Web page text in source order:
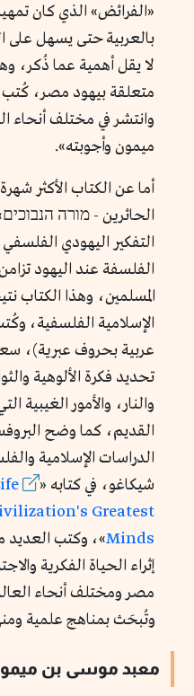
«الفرائض» الذي كان
بالعربية حتى يسهل على
لا يقل أهمية عما ذُكر،
متعلقة بيهود مصر، كُتب
وانتشر في مختلف أنحاء
ميمون وأجوبته».
أما عن الكتاب الأكثر
الحائرين - מורה
التفكير اليهودي
الفلسفة عند اليهود
المسلمين، وهذا الكتاب
الإسلامية الفلسفية،
عربية بحروف عبرية)،
تحديد فكرة الألوهية
والنار، والأمور الغيبية
القديم، كما وضح
الدراسات الإسلامية
شيكاغو، في كتابه «
Greatest
Minds»، وكتب العديد
إثراء الحياة الفكرية
مصر ومختلف أنحاء
وتُبحَث بمناهج علمية
معبد موسى بن